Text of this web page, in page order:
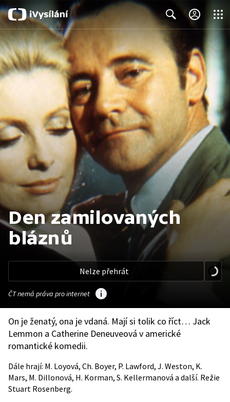
Search
Den zamilovaných
bláznů
Nelze přehrát
ČT nemá práva pro internet
On je ženatý, ona je vdaná. Mají si tolik co říct… Jack
Lemmon a Catherine Deneuveová v americké
romantické komedii.
Dále hrají: M. Loyová, Ch. Boyer, P. Lawford, J. Weston, K.
Mars, M. Dillonová, H. Korman, S. Kellermanová a další. Režie
Stuart Rosenberg.